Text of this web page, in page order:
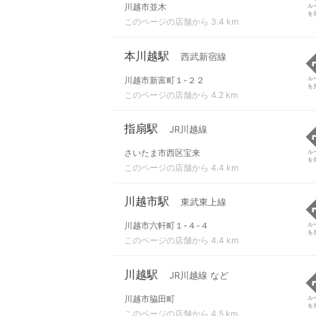
川越市並木
このページの店舗から 3.4 km
ル
を
本川越駅 西武新宿線
川越市新富町１-２２
このページの店舗から 4.2 km
ル
を
指扇駅 JR川越線
さいたま市西区宝来
このページの店舗から 4.4 km
ル
を
川越市駅 東武東上線
川越市六軒町１-４-４
このページの店舗から 4.4 km
ル
を
川越駅 JR川越線 など
川越市脇田町
このページの店舗から 4.5 km
ル
を